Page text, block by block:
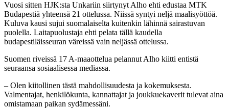
Vuosi sitten HJK:sta Unkariin siirtynyt Alho ehti edustaa MTK
Budapestiä yhteensä 21 ottelussa. Niissä syntyi neljä maalisyöttöä.
Kuluva kausi sujui suomalaiselta kuitenkin lähinnä sairastuvan
puolella. Laitapuolustaja ehti pelata tällä kaudella
budapestiläisseuran väreissä vain neljässä ottelussa.
Suomen riveissä 17 A-maaottelua pelannut Alho kiitti entistä
seuraansa sosiaalisessa mediassa.
– Olen kiitollinen tästä mahdollisuudesta ja kokemuksesta.
Valmentajat, henkilökunta, kannattajat ja joukkuekaverit tulevat aina
omistamaan paikan sydämessäni.